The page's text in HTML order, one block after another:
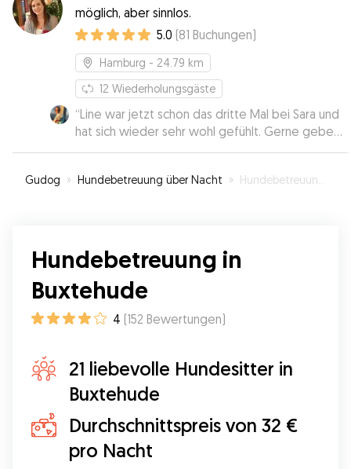
möglich, aber sinnlos.
5.0 (81 Buchungen)
Hamburg - 24.79 km
12 Wiederholungsgäste
“Line war jetzt schon das dritte Mal bei Sara und
hat sich wieder sehr wohl gefühlt. Gerne geben
wir Line wieder in Saras Obhut.”
Gudog » Hundebetreuung über Nacht » Hundebetreuung in Buxtehude
Hundebetreuung in
Buxtehude
4 (152 Bewertungen)
21 liebevolle Hundesitter in
Buxtehude
Durchschnittspreis von 32 €
pro Nacht